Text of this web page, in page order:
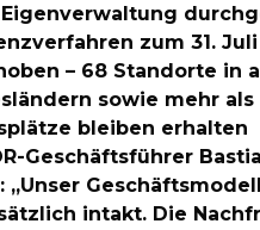
zum 31. Juli
– 68 Standorte in
sowie mehr als
bleiben erhalten
Geschäftsführer
„Unser
intakt. Die